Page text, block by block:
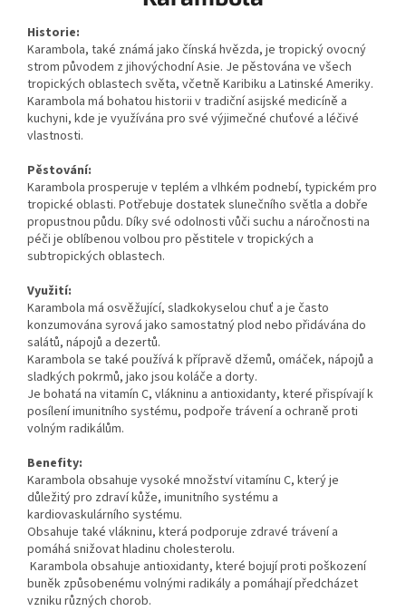
Historie:
Karambola, také známá jako čínská hvězda, je tropický ovocný
strom původem z jihovýchodní Asie. Je pěstována ve všech
tropických oblastech světa, včetně Karibiku a Latinské Ameriky.
Karambola má bohatou historii v tradiční asijské medicíně a
kuchyni, kde je využívána pro své výjimečné chuťové a léčivé
vlastnosti.
Pěstování:
Karambola prosperuje v teplém a vlhkém podnebí, typickém pro
tropické oblasti. Potřebuje dostatek slunečního světla a dobře
propustnou půdu. Díky své odolnosti vůči suchu a náročnosti na
péči je oblíbenou volbou pro pěstitele v tropických a
subtropických oblastech.
Využití:
Karambola má osvěžující, sladkokyselou chuť a je často
konzumována syrová jako samostatný plod nebo přidávána do
salátů, nápojů a dezertů.
Karambola se také používá k přípravě džemů, omáček, nápojů a
sladkých pokrmů, jako jsou koláče a dorty.
Je bohatá na vitamín C, vlákninu a antioxidanty, které přispívají k
posílení imunitního systému, podpoře trávení a ochraně proti
volným radikálům.
Benefity:
Karambola obsahuje vysoké množství vitamínu C, který je
důležitý pro zdraví kůže, imunitního systému a
kardiovaskulárního systému.
Obsahuje také vlákninu, která podporuje zdravé trávení a
pomáhá snižovat hladinu cholesterolu.
Karambola obsahuje antioxidanty, které bojují proti poškození
buněk způsobenému volnými radikály a pomáhají předcházet
vzniku různých chorob.